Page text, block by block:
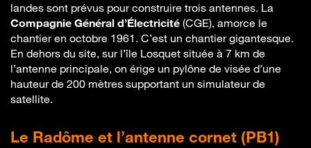
landes sont prévus pour construire trois antennes. La
Compagnie Général d’Électricité (CGE), amorce le
chantier en octobre 1961. C’est un chantier gigantesque.
En dehors du site, sur l’île Losquet située à 7 km de
l’antenne principale, on érige un pylône de visée d’une
hauteur de 200 mètres supportant un simulateur de
satellite.
Le Radôme et l’antenne cornet (PB1)